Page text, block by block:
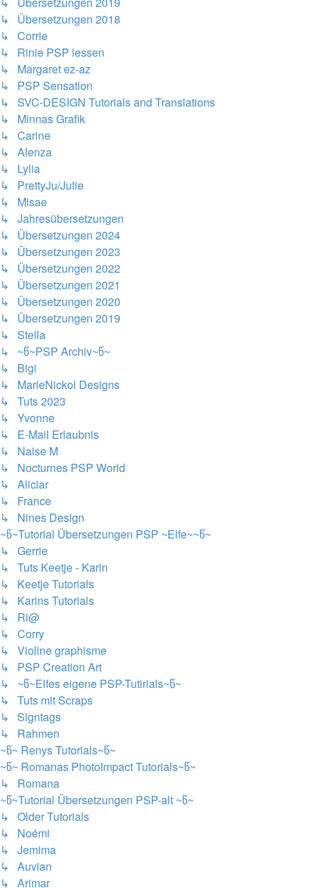
↳ Übersetzungen 2018
↳ Corrie
↳ Rinie PSP lessen
↳ Margaret ez-az
↳ PSP Sensation
↳ SVC-DESIGN Tutorials and Translations
↳ Minnas Grafik
↳ Carine
↳ Alenza
↳ Lylia
↳ PrettyJu/Julie
↳ Misae
↳ Jahresübersetzungen
↳ Übersetzungen 2024
↳ Übersetzungen 2023
↳ Übersetzungen 2022
↳ Übersetzungen 2021
↳ Übersetzungen 2020
↳ Übersetzungen 2019
↳ Stella
↳ ~წ~PSP Archiv~წ~
↳ Bigi
↳ MarieNickol Designs
↳ Tuts 2023
↳ Yvonne
↳ E-Mail Erlaubnis
↳ Naise M
↳ Nocturnes PSP World
↳ Aliciar
↳ France
↳ Nines Design
~წ~Tutorial Übersetzungen PSP ~Elfe~~წ~
↳ Gerrie
↳ Tuts Keetje - Karin
↳ Keetje Tutorials
↳ Karins Tutorials
↳ Ri@
↳ Corry
↳ Violine graphisme
↳ PSP Creation Art
↳ ~წ~Elfes eigene PSP-Tutirials~წ~
↳ Tuts mit Scraps
↳ Signtags
↳ Rahmen
~წ~ Renys Tutorials~წ~
~წ~ Romanas PhotoImpact Tutorials~წ~
↳ Romana
~წ~Tutorial Übersetzungen PSP-alt ~წ~
↳ Older Tutorials
↳ Noémi
↳ Jemima
↳ Auvian
↳ Arimar